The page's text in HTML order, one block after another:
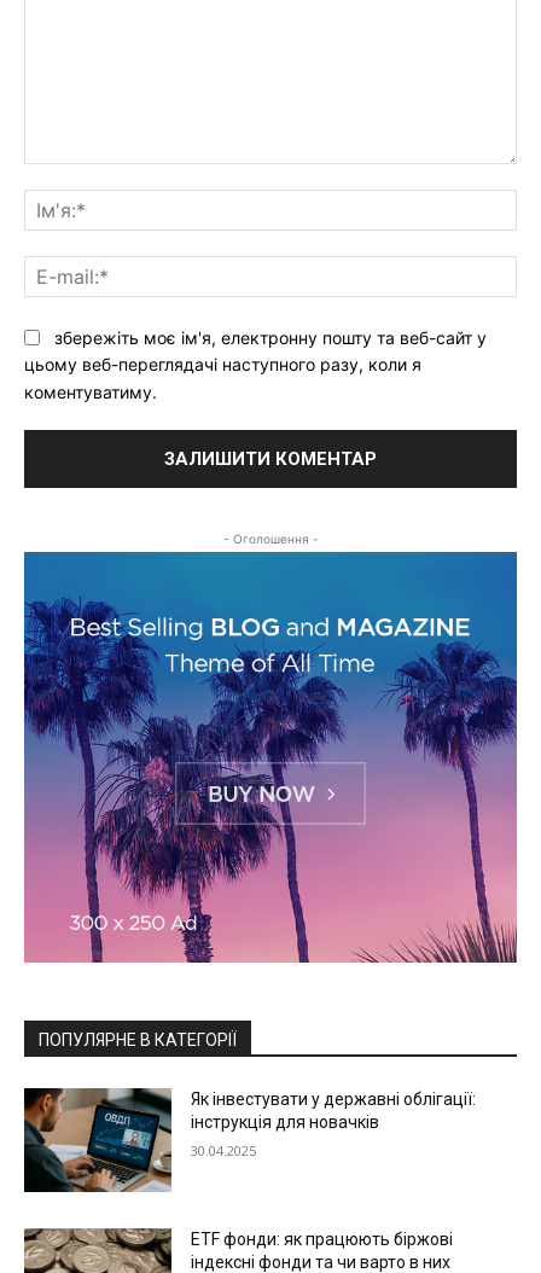
коментар:
збережіть моє ім'я, електронну пошту та веб-сайт у
цьому веб-переглядачі наступного разу, коли я
коментуватиму.
- Оголошення -
ПОПУЛЯРНЕ В КАТЕГОРІЇ
Як інвестувати у державні облігації:
інструкція для новачків
30.04.2025
ETF фонди: як працюють біржові
індексні фонди та чи варто в них